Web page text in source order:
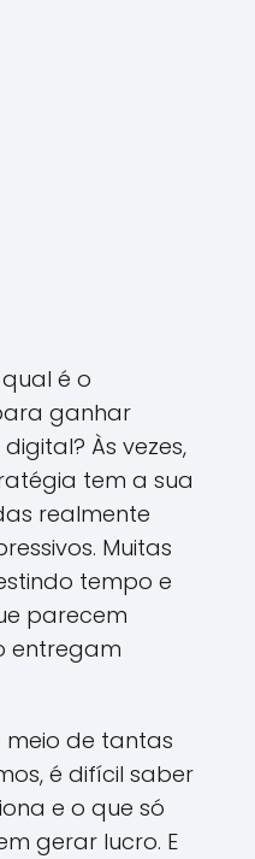
é o
ganhar
Às vezes,
tem a sua
realmente
Muitas
tempo e
parecem
entregam
meio de tantas
é difícil saber
e o que só
gerar lucro. E